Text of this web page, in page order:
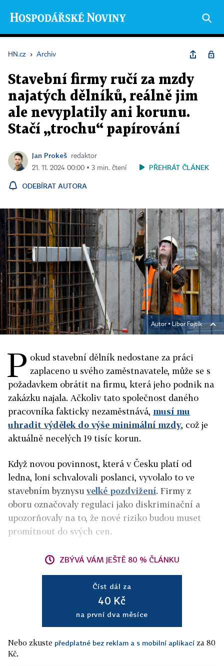
HN.cz › Archiv
Stavební firmy ručí za mzdy
najatých dělníků, reálně jim
ale nevyplatily ani korunu.
Stačí „trochu“ papírování
Jan Prokeš
redaktor
21. 11. 2024 00:00 ▪ 3 min. čtení
PŘEHRÁT ČLÁNEK
ODEBÍRAT AUTORA
Autor ▪ Libor Fojtík
P okud stavební dělník nedostane za práci
zaplaceno u svého zaměstnavatele, může se s
požadavkem obrátit na firmu, která jeho podnik na
zakázku najala. Ačkoliv tato společnost daného
pracovníka fakticky nezaměstnává, musí mu
uhradit výdělek do výše minimální mzdy, což je
aktuálně necelých 19 tisíc korun.
Když novou povinnost, která v Česku platí od
ledna, loni schvalovali poslanci, vyvolalo to ve
stavebním byznysuvelké pozdvižení. Firmy z
oboru označovaly regulaci jako diskriminační a
upozorňovaly na to, že nové riziko budou muset
promítnout do svých cen.
ZBÝVÁ VÁM JEŠTĚ 80 % ČLÁNKU
Číst dál za
40 Kč
na první dva měsíce
Nebo zkuste předplatné bez reklam a s mobilní aplikací za 80
Kč.